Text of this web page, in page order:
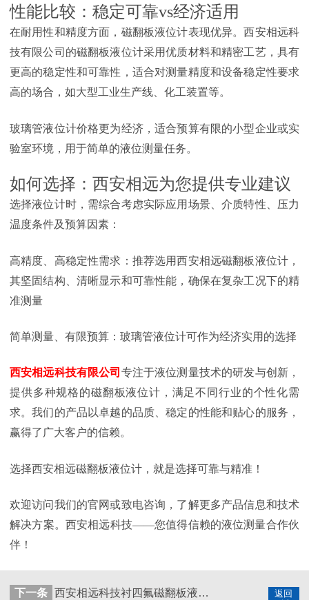
性能比较：稳定可靠vs经济适用
在耐用性和精度方面，磁翻板液位计表现优异。西安相远科
技有限公司的磁翻板液位计采用优质材料和精密工艺，具有
更高的稳定性和可靠性，适合对测量精度和设备稳定性要求
高的场合，如大型工业生产线、化工装置等。
玻璃管液位计价格更为经济，适合预算有限的小型企业或实
验室环境，用于简单的液位测量任务。
如何选择：西安相远为您提供专业建议
选择液位计时，需综合考虑实际应用场景、介质特性、压力
温度条件及预算因素：
高精度、高稳定性需求：推荐选用西安相远磁翻板液位计，
其坚固结构、清晰显示和可靠性能，确保在复杂工况下的精
准测量
简单测量、有限预算：玻璃管液位计可作为经济实用的选择
西安相远科技有限公司 专注于液位测量技术的研发与创新，
提供多种规格的磁翻板液位计，满足不同行业的个性化需
求。我们的产品以卓越的品质、稳定的性能和贴心的服务，
赢得了广大客户的信赖。
选择西安相远磁翻板液位计，就是选择可靠与精准！
欢迎访问我们的官网或致电咨询，了解更多产品信息和技术
解决方案。西安相远科技——您值得信赖的液位测量合作伙
伴！
返回
下一条 西安相远科技衬四氟磁翻板液位计的使用场景有哪些？